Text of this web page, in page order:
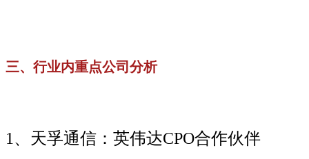
三、行业内重点公司分析
1、天孚通信：英伟达CPO合作伙伴